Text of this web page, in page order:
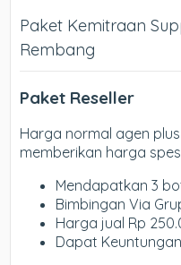
Paket Kemitraan
Rembang
Paket Reseller
Harga normal agen
memberikan harga
Mendapatkan 3
Bimbingan Via
Harga jual Rp
Dapat